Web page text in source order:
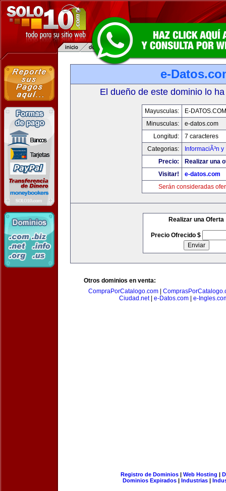
e-
El dueño de este dominio lo
Mayusculas:
E-DATOS.COM
Minusculas:
e-datos.com
Longitud:
7 caracteres
Categorias:
InformaciÃ³n
Precio:
Realizar una
Visitar!
e-datos.com
Serán consideradas
Realizar una Oferta
Precio Ofrecido $
Otros dominios en venta:
CompraPorCatalogo.com|
Ciudad.net| e-Datos.com e-
Registro de Dominios| Web Hosting |
Dominios Expirados | Industrias |